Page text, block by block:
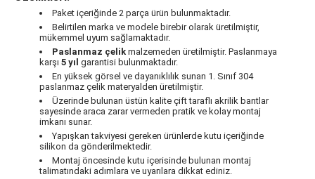
Paket içeriğinde 2 parça ürün bulunmaktadır.
Belirtilen marka ve modele birebir olarak üretilmiştir,
mükemmel uyum sağlamaktadır.
Paslanmaz çelik malzemeden üretilmiştir. Paslanmaya
karşı 5 yıl garantisi bulunmaktadır.
En yüksek görsel ve dayanıklılık sunan 1. Sınıf 304
paslanmaz çelik materyalden üretilmiştir.
Üzerinde bulunan üstün kalite çift taraflı akrilik bantlar
sayesinde araca zarar vermeden pratik ve kolay montaj
imkanı sunar.
Yapışkan takviyesi gereken ürünlerde kutu içeriğinde
silikon da gönderilmektedir.
Montaj öncesinde kutu içerisinde bulunan montaj
talimatındaki adımlara ve uyarılara dikkat ediniz.